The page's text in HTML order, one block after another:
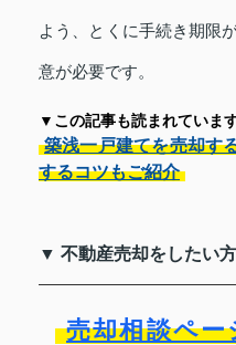
よう、とくに手続き期限
意が必要です。
▼この記事も読まれていま
築浅一戸建てを売却す
するコツもご紹介
▼ 不動産売却をしたい
売却相談ペ